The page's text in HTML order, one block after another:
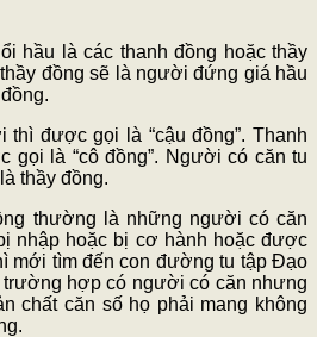
hầu là các thanh đồng hoặc thầy
đồng sẽ là người đứng giá hầu
được gọi là “cậu đồng”. Thanh
là “cô đồng”. Người có căn tu
thầy đồng.
thường là những người có căn
nhập hoặc bị cơ hành hoặc được
mới tìm đến con đường tu tập Đạo
trường hợp có người có căn nhưng
chất căn số họ phải mang không